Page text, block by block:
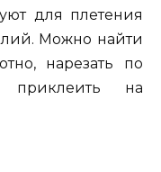
для плетения
Можно найти
нарезать по
на